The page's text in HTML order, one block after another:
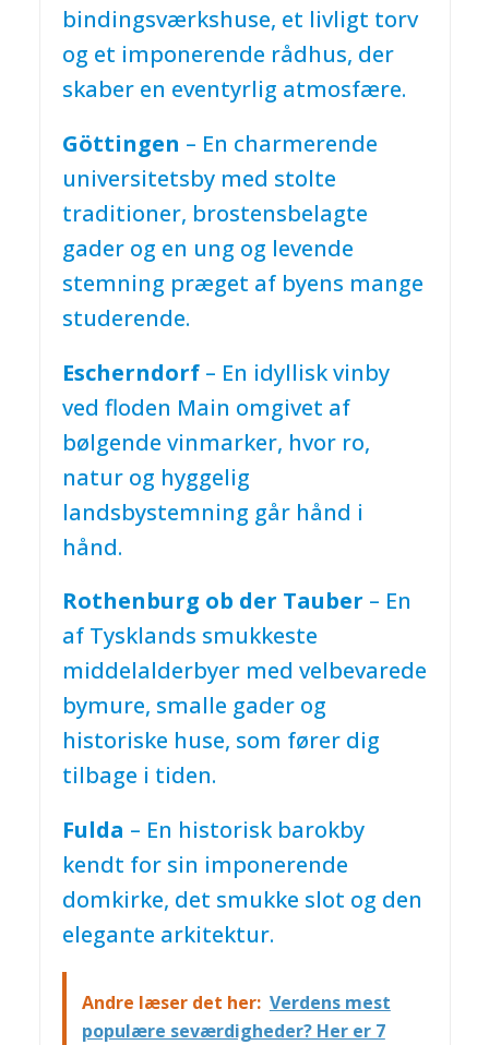
bindingsværkshuse, et livligt torv
og et imponerende rådhus, der
skaber en eventyrlig atmosfære.
Göttingen – En charmerende
universitetsby med stolte
traditioner, brostensbelagte
gader og en ung og levende
stemning præget af byens mange
studerende.
Escherndorf – En idyllisk vinby
ved floden Main omgivet af
bølgende vinmarker, hvor ro,
natur og hyggelig
landsbystemning går hånd i
hånd.
Rothenburg ob der Tauber – En
af Tysklands smukkeste
middelalderbyer med velbevarede
bymure, smalle gader og
historiske huse, som fører dig
tilbage i tiden.
Fulda – En historisk barokby
kendt for sin imponerende
domkirke, det smukke slot og den
elegante arkitektur.
Andre læser det her: Verdens mest
populære seværdigheder? Her er 7